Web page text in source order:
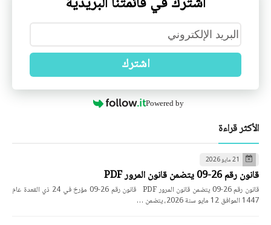
اشترك
Powered by
الأكثر قراءة
21 مايو 2026
قانون رقم 26-09 يتضمن قانون المرور PDF
قانون رقم 26-09 يتضمن قانون المرور PDF قانون رقم 26-09 مؤرخ في 24 ذي القعدة عام
1447 الموافق 12 مايو سنة 2026، يتضمن …